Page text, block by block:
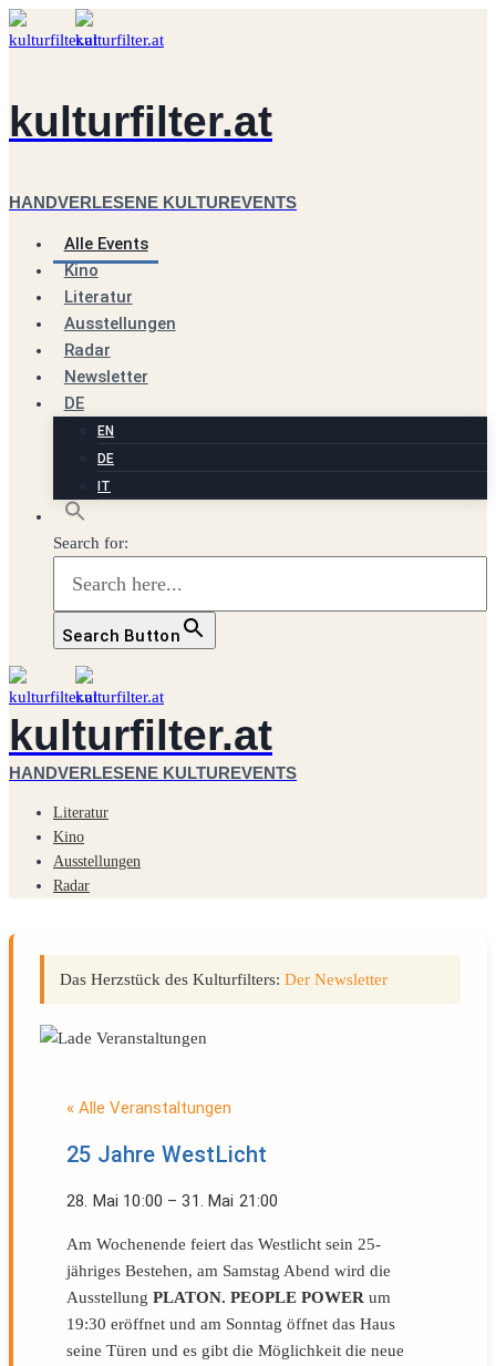
Zum
Inhalt
kulturfilter.at
HANDVERLESENE KULTUREVENTS
Alle Events
Kino
Literatur
Ausstellungen
Radar
Newsletter
DE
EN
DE
IT
Search for:
Search Button
kulturfilter.at
HANDVERLESENE KULTUREVENTS
Literatur
Kino
Ausstellungen
Radar
Das Herzstück des Kulturfilters: Der Newsletter
« Alle Veranstaltungen
25 Jahre WestLicht
28. Mai 10:00 –31. Mai 21:00
Am Wochenende feiert das Westlicht sein 25-
jähriges Bestehen, am Samstag Abend wird die
Ausstellung PLATON. PEOPLE POWER um
19:30 eröffnet und am Sonntag öffnet das Haus
seine Türen und es gibt die Möglichkeit die neue